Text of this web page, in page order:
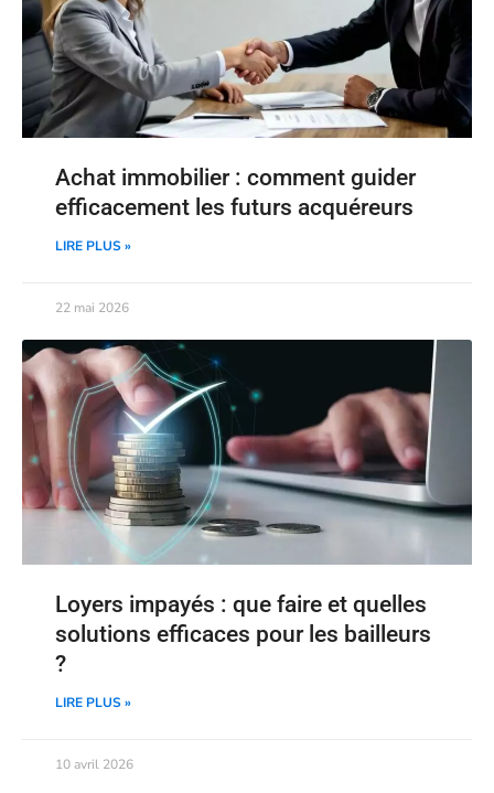
Achat immobilier : comment guider
efficacement les futurs acquéreurs
LIRE PLUS »
22 mai 2026
Loyers impayés : que faire et quelles
solutions efficaces pour les bailleurs
?
LIRE PLUS »
10 avril 2026